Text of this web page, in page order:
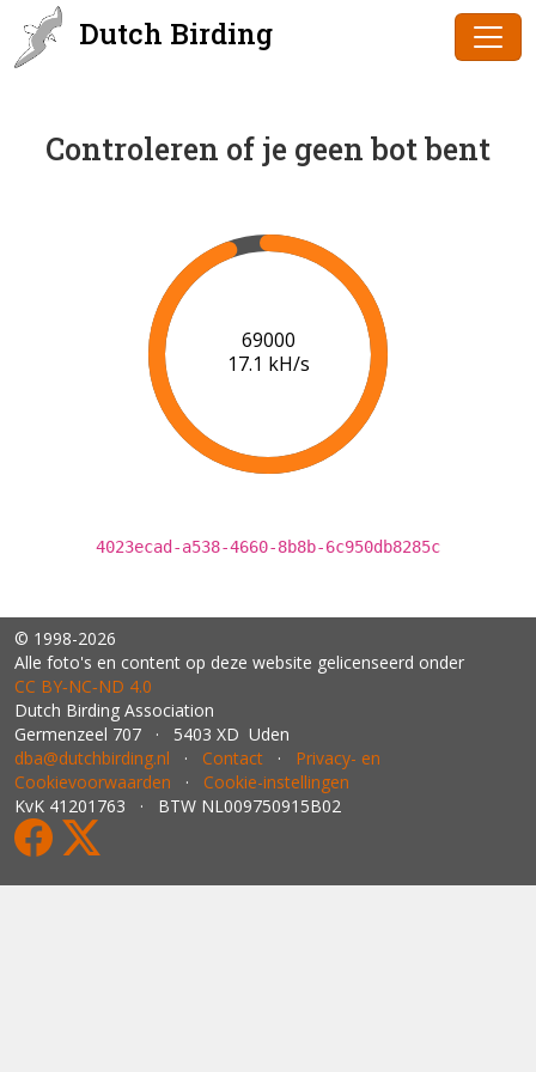
Dutch Birding
Controleren of je geen bot bent
70000
17.1 kH/s
4023ecad-a538-4660-8b8b-6c950db8285c
© 1998-2026
Alle foto's en content op deze website gelicenseerd onder
CC BY‑NC‑ND 4.0
Dutch Birding Association
Germenzeel 707 · 5403 XD Uden
dba@dutchbirding.nl · Contact · Privacy- en
Cookievoorwaarden · Cookie-instellingen
KvK 41201763 · BTW NL009750915B02